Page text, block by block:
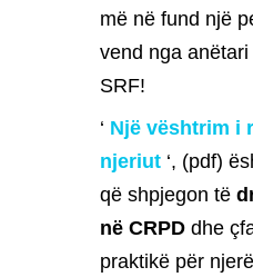
më në fund një
vend nga
SRF!
‘ Një vështrim i
njeriut ‘, (pdf)
që shpjegon të
në CRPD dhe
praktikë për